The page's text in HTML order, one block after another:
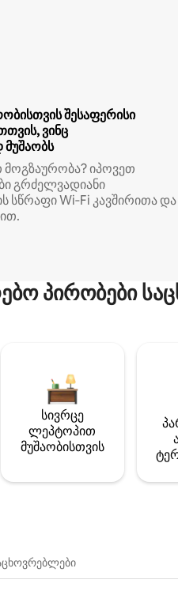
შესაფერისი
ვინც
მოგზაურობა? იპოვეთ
გრძელვადიანი
სწრაფი Wi‑Fi კავშირითა და
პირობები
სივრცე
ლეპტოპით
მუშაობისთვის